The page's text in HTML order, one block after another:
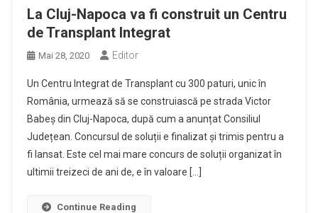
La Cluj-Napoca va fi construit un Centru
de Transplant Integrat
Mai 28, 2020 Editor
Un Centru Integrat de Transplant cu 300 paturi, unic în
România, urmează să se construiască pe strada Victor
Babeș din Cluj-Napoca, după cum a anunțat Consiliul
Județean. Concursul de soluții e finalizat și trimis pentru a
fi lansat. Este cel mai mare concurs de soluții organizat în
ultimii treizeci de ani de, e în valoare […]
Continue Reading